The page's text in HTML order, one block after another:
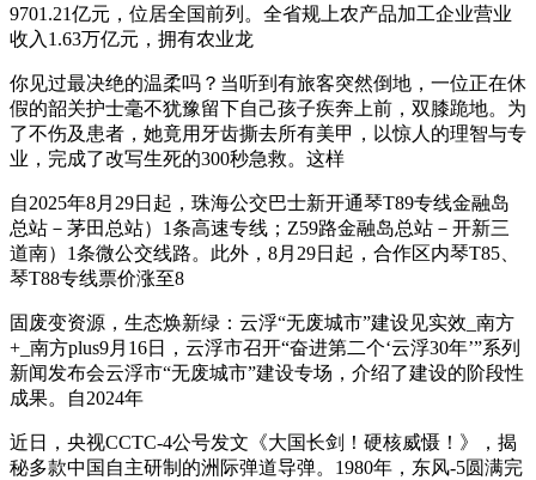
9701.21亿元，位居全国前列。全省规上农产品加工企业营业
收入1.63万亿元，拥有农业龙
你见过最决绝的温柔吗？当听到有旅客突然倒地，一位正在休
假的韶关护士毫不犹豫留下自己孩子疾奔上前，双膝跪地。为
了不伤及患者，她竟用牙齿撕去所有美甲，以惊人的理智与专
业，完成了改写生死的300秒急救。这样
自2025年8月29日起，珠海公交巴士新开通琴T89专线金融岛
总站－茅田总站）1条高速专线；Z59路金融岛总站－开新三
道南）1条微公交线路。此外，8月29日起，合作区内琴T85、
琴T88专线票价涨至8
固废变资源，生态焕新绿：云浮“无废城市”建设见实效_南方
+_南方plus9月16日，云浮市召开“奋进第二个‘云浮30年’”系列
新闻发布会云浮市“无废城市”建设专场，介绍了建设的阶段性
成果。自2024年
近日，央视CCTC-4公号发文《大国长剑！硬核威慑！》，揭
秘多款中国自主研制的洲际弹道导弹。1980年，东风-5圆满完